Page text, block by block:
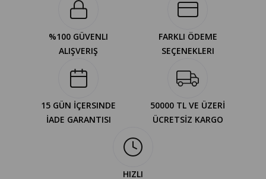
%100 GÜVENLI
ALIŞVERIŞ
FARKLI ÖDEME
SEÇENEKLERI
15 GÜN İÇERSINDE
İADE GARANTISI
50000 TL VE ÜZERİ
ÜCRETSİZ KARGO
HIZLI